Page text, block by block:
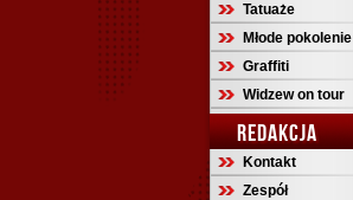
Tatuaże
Młode pokolenie
Graffiti
Widzew on tour
REDAKCJA
Kontakt
Zespół